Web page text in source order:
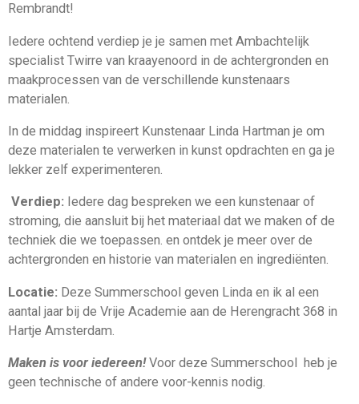
Rembrandt!
Iedere ochtend verdiep je je samen met Ambachtelijk
specialist Twirre van kraayenoord in de achtergronden en
maakprocessen van de verschillende kunstenaars
materialen.
In de middag inspireert Kunstenaar Linda Hartman je om
deze materialen te verwerken in kunst opdrachten en ga je
lekker zelf experimenteren.
Verdiep: Iedere dag bespreken we een kunstenaar of
stroming, die aansluit bij het materiaal dat we maken of de
techniek die we toepassen. en ontdek je meer over de
achtergronden en historie van materialen en ingrediënten.
Locatie: Deze Summerschool geven Linda en ik al een
aantal jaar bij de Vrije Academie aan de Herengracht 368 in
Hartje Amsterdam.
Maken is voor iedereen!Voor deze Summerschool heb je
geen technische of andere voor-kennis nodig.